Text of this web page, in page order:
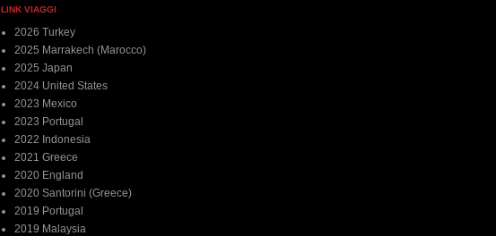
LINK VIAGGI
2026 Turkey
2025 Marrakech (Marocco)
2025 Japan
2024 United States
2023 Mexico
2023 Portugal
2022 Indonesia
2021 Greece
2020 England
2020 Santorini (Greece)
2019 Portugal
2019 Malaysia